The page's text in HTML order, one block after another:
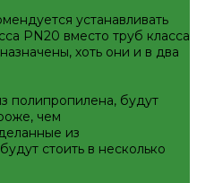
устанавливать
PN20 вместо труб класса
хоть они и в два
полипропилена, будут
чем
из
стоить в несколько